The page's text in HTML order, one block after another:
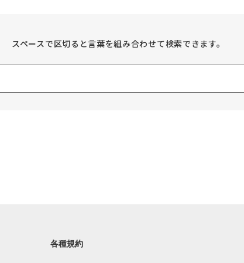
スペースで区切ると言葉を組み合わせて検索できます。
各種規約